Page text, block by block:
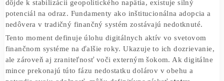
hlboké prepady často pripravujú pôdu pre prudký obrat.
Budúci vývoj a šanca na odrazenie od dna